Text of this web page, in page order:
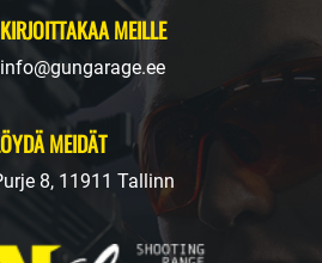
KIRJOITTAKAA MEILLE
info@gungarage.ee
MEIDÄT
8, 11911 Tallinn